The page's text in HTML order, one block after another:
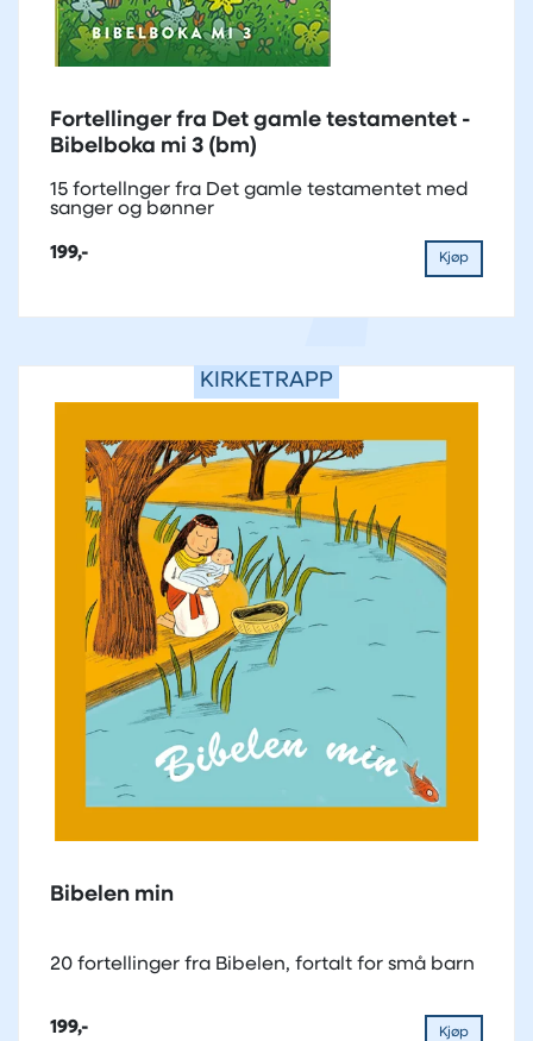
Fortellinger fra Det gamle testamentet -
Bibelboka mi 3 (bm)
15 fortellnger fra Det gamle testamentet med
sanger og bønner
199,- Kjøp
KIRKETRAPP
Bibelen min
20 fortellinger fra Bibelen, fortalt for små barn
199,- Kjøp